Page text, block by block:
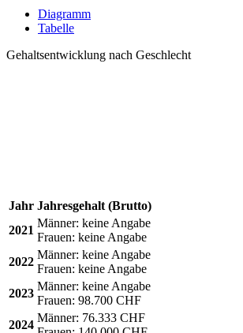
Diagramm
Tabelle
Gehaltsentwicklung nach Geschlecht
Jahr Jahresgehalt (Brutto)
2021
Männer: keine Angabe
Frauen: keine Angabe
2022
Männer: keine Angabe
Frauen: keine Angabe
2023
Männer: keine Angabe
Frauen: 98.700 CHF
2024
Männer: 76.333 CHF